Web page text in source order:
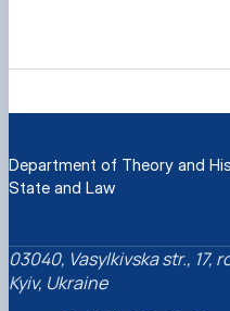
Department of Theory and
State and Law
03040, Vasylkivska str., 17,
Kyiv, Ukraine